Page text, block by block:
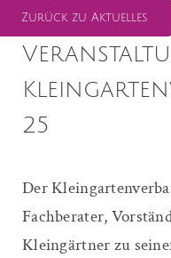
Zurück zu Aktuelles
25
Der
Fachberater,
Kleingärtner zu